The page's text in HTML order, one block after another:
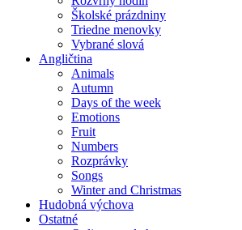
Školské prázdniny
Triedne menovky
Vybrané slová
Angličtina
Animals
Autumn
Days of the week
Emotions
Fruit
Numbers
Rozprávky
Songs
Winter and Christmas
Hudobná výchova
Ostatné